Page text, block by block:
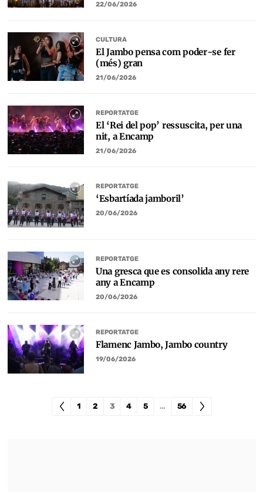
22/06/2026
CULTURA
El Jambo pensa com poder-se fer
(més) gran
21/06/2026
REPORTATGE
El ‘Rei del pop’ ressuscita, per una
nit, a Encamp
21/06/2026
REPORTATGE
‘Esbartíada jamboril’
20/06/2026
REPORTATGE
Una gresca que es consolida any rere
any a Encamp
20/06/2026
REPORTATGE
Flamenc Jambo, Jambo country
19/06/2026
1 2 3 4 5 … 56